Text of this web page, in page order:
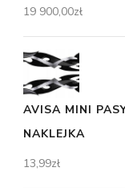
19 900,00zł
AVISA MINI
NAKLEJKA
13,99zł